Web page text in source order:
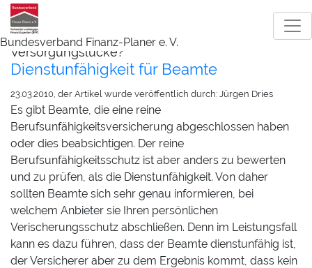
Bundesverband Finanz-Planer e. V.
Versorgungslücke?
Dienstunfähigkeit für Beamte
23.03.2010, der Artikel wurde veröffentlich durch: Jürgen Dries
Es gibt Beamte, die eine reine
Berufsunfähigkeitsversicherung abgeschlossen haben
oder dies beabsichtigen. Der reine
Berufsunfähigkeitsschutz ist aber anders zu bewerten
und zu prüfen, als die Dienstunfähigkeit. Von daher
sollten Beamte sich sehr genau informieren, bei
welchem Anbieter sie Ihren persönlichen
Verischerungsschutz abschließen. Denn im Leistungsfall
kann es dazu führen, dass der Beamte dienstunfähig ist,
der Versicherer aber zu dem Ergebnis kommt, dass kein